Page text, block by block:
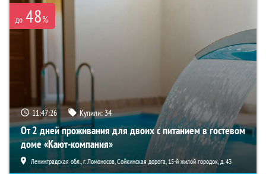
до 48%
11:47:25 Купили:34
От 2 дней проживания для двоих с питанием в гостевом
доме «Кают-компания»
Ленинградская обл., г. Ломоносов, Сойкинская дорога, 15-й жилой городок, д. 43